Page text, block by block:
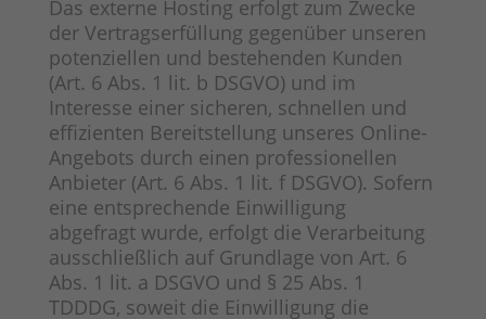
Das externe Hosting erfolgt zum Zwecke
der Vertragserfüllung gegenüber unseren
potenziellen und bestehenden Kunden
(Art. 6 Abs. 1 lit. b DSGVO) und im
Interesse einer sicheren, schnellen und
effizienten Bereitstellung unseres Online-
Angebots durch einen professionellen
Anbieter (Art. 6 Abs. 1 lit. f DSGVO). Sofern
eine entsprechende Einwilligung
abgefragt wurde, erfolgt die Verarbeitung
ausschließlich auf Grundlage von Art. 6
Abs. 1 lit. a DSGVO und § 25 Abs. 1
TDDDG, soweit die Einwilligung die